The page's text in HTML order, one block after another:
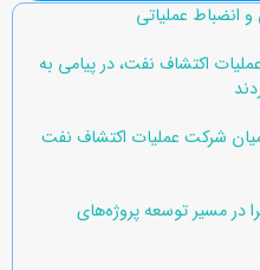
و انضباط عملیاتی
اکتشاف نفت، در پیامی به
شرکت عملیات اکتشاف نفت
در مسیر توسعه پروژه‌های